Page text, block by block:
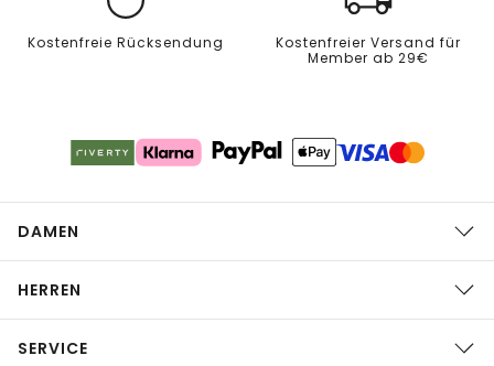
Kostenfreie Rücksendung
Kostenfreier Versand für
Member ab 29€
DAMEN
HERREN
SERVICE